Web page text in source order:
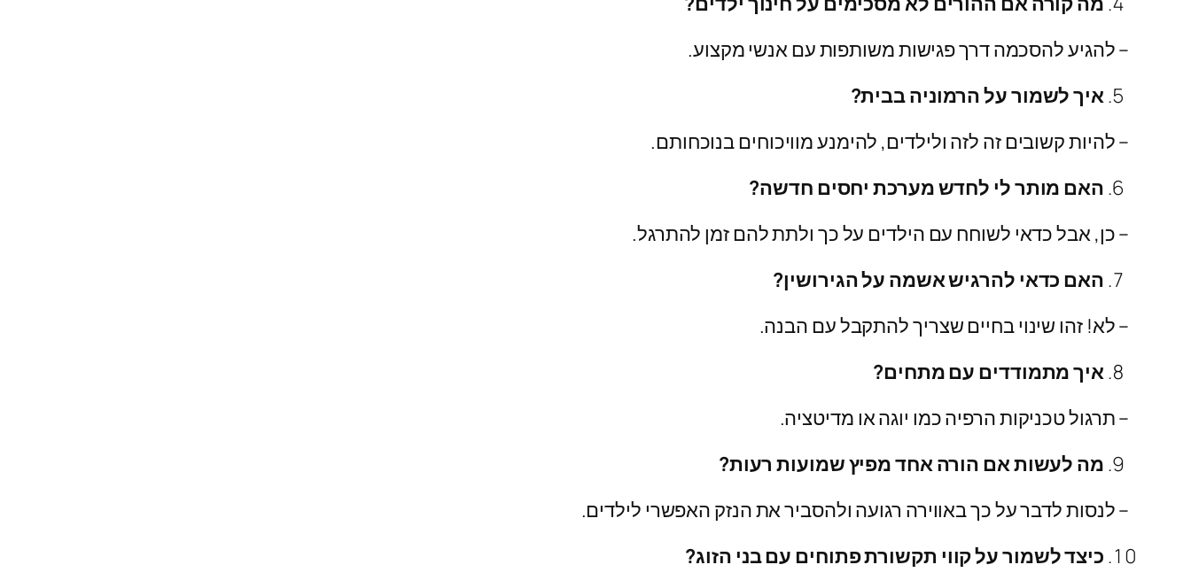
– להגיע להסכמה דרך פגישות משותפות עם אנשי מקצוע.
איך לשמור על הרמוניה בבית?
– להיות קשובים זה לזה ולילדים, להימנע מוויכוחים בנוכחותם.
האם מותר לי לחדש מערכת יחסים חדשה?
– כן, אבל כדאי לשוחח עם הילדים על כך ולתת להם זמן להתרגל.
האם כדאי להרגיש אשמה על הגירושין?
– לא! זהו שינוי בחיים שצריך להתקבל עם הבנה.
איך מתמודדים עם מתחים?
– תרגול טכניקות הרפיה כמו יוגה או מדיטציה.
מה לעשות אם הורה אחד מפיץ שמועות רעות?
– לנסות לדבר על כך באווירה רגועה ולהסביר את הנזק האפשרי לילדים.
כיצד לשמור על קווי תקשורת פתוחים עם בני הזוג?